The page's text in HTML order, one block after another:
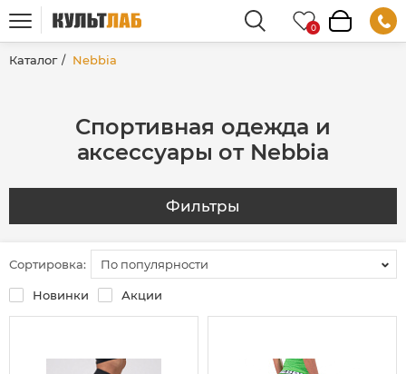
Каталог Nebbia
Спортивная одежда и
аксессуары от Nebbia
Фильтры
Сортировка: По популярности
Новинки Акции